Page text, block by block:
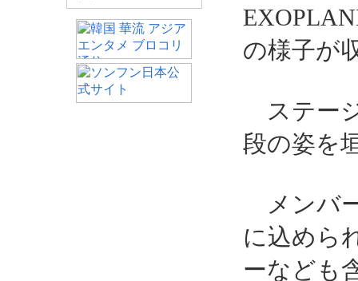
の様子が
ステー
段の姿を
メンバ
に込めら
ーなども